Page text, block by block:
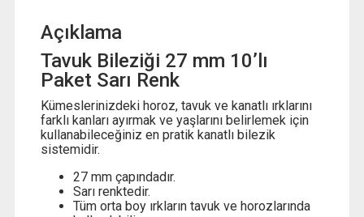
Açıklama
Tavuk Bileziği 27 mm 10’lı
Paket Sarı Renk
Kümeslerinizdeki horoz, tavuk ve kanatlı ırklarını
farklı kanları ayırmak ve yaşlarını belirlemek için
kullanabileceğiniz en pratik kanatlı bilezik
sistemidir.
27 mm çapındadır.
Sarı renktedir.
Tüm orta boy ırkların tavuk ve horozlarında